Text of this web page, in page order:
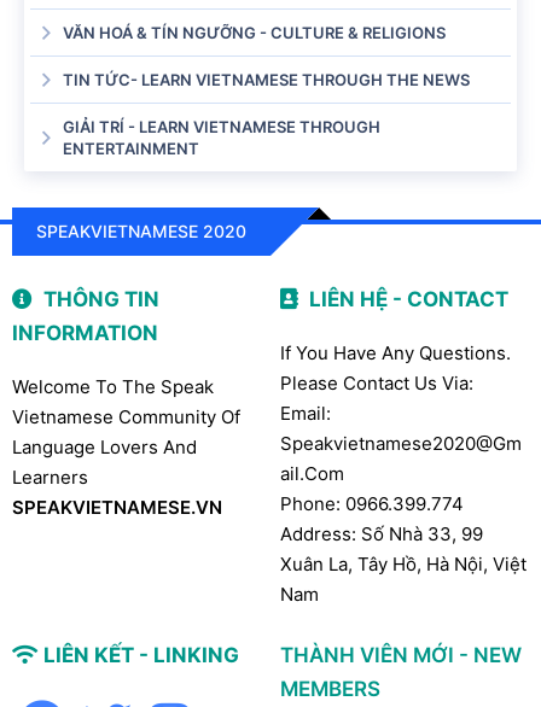
VĂN HOÁ & TÍN NGƯỠNG - CULTURE & RELIGIONS
TIN TỨC- LEARN VIETNAMESE THROUGH THE NEWS
GIẢI TRÍ - LEARN VIETNAMESE THROUGH
ENTERTAINMENT
SPEAKVIETNAMESE 2020
THÔNG TIN
INFORMATION
Welcome To The Speak
Vietnamese Community Of
Language Lovers And
Learners
SPEAKVIETNAMESE.VN
LIÊN HỆ - CONTACT
If You Have Any Questions.
Please Contact Us Via:
Email:
Speakvietnamese2020@gm
Ail.com
Phone: 0966.399.774
Address: Số Nhà 33, 99
Xuân La, Tây Hồ, Hà Nội, Việt
Nam
LIÊN KẾT - LINKING
THÀNH VIÊN MỚI - NEW
MEMBERS